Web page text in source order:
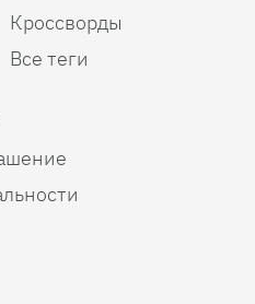
Кроссворды
Все теги